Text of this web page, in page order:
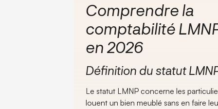
Comprendre la
comptabilité
en 2026
Définition du statut
Le statut LMNP concerne les
louent un bien meublé sans en faire